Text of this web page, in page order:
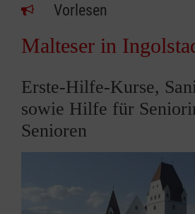
Vorlesen
Malteser in
Erste-Hilfe-Kurse,
sowie Hilfe für
Senioren